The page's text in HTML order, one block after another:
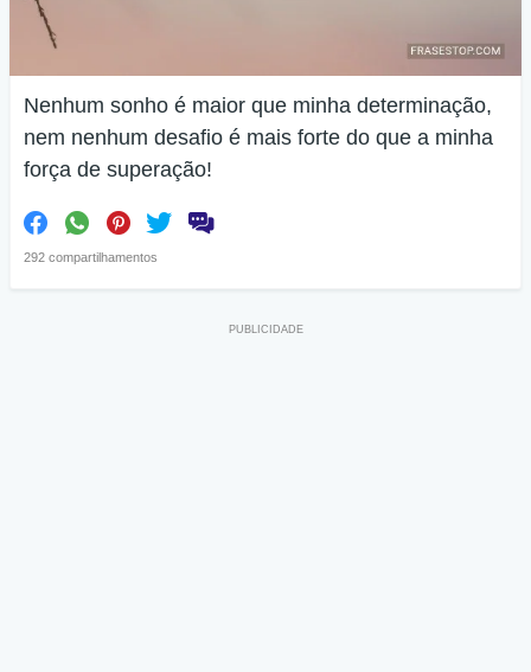
Nenhum sonho é maior que minha determinação,
nem nenhum desafio é mais forte do que a minha
força de superação!
292 compartilhamentos